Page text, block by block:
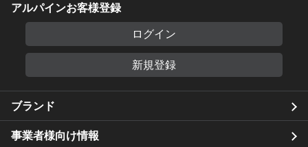
アルパインお客様登録
ログイン
新規登録
ブランド
事業者様向け情報